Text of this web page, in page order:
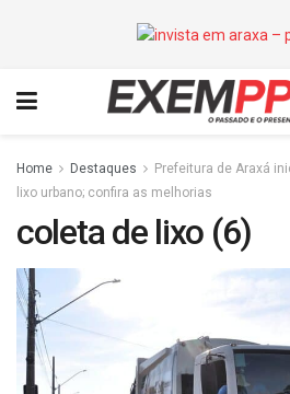
Home Destaques
Prefeitura de Araxá
lixo urbano; confira as melhorias
coleta de lixo (6)